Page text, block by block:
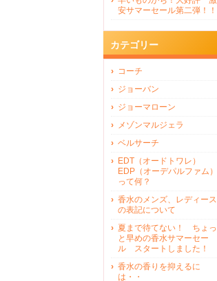
安サマーセール第二弾！！
カテゴリー
コーチ
ジョーバン
ジョーマローン
メゾンマルジェラ
ベルサーチ
EDT（オードトワレ）
EDP（オーデパルファム）
って何？
香水のメンズ、レディース
の表記について
夏まで待てない！ ちょっ
と早めの香水サマーセー
ル スタートしました！
香水の香りを抑えるに
は・・